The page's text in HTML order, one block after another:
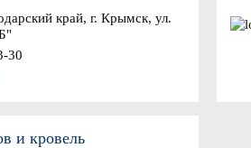
край, г. Крымск, ул.
30
и кровель